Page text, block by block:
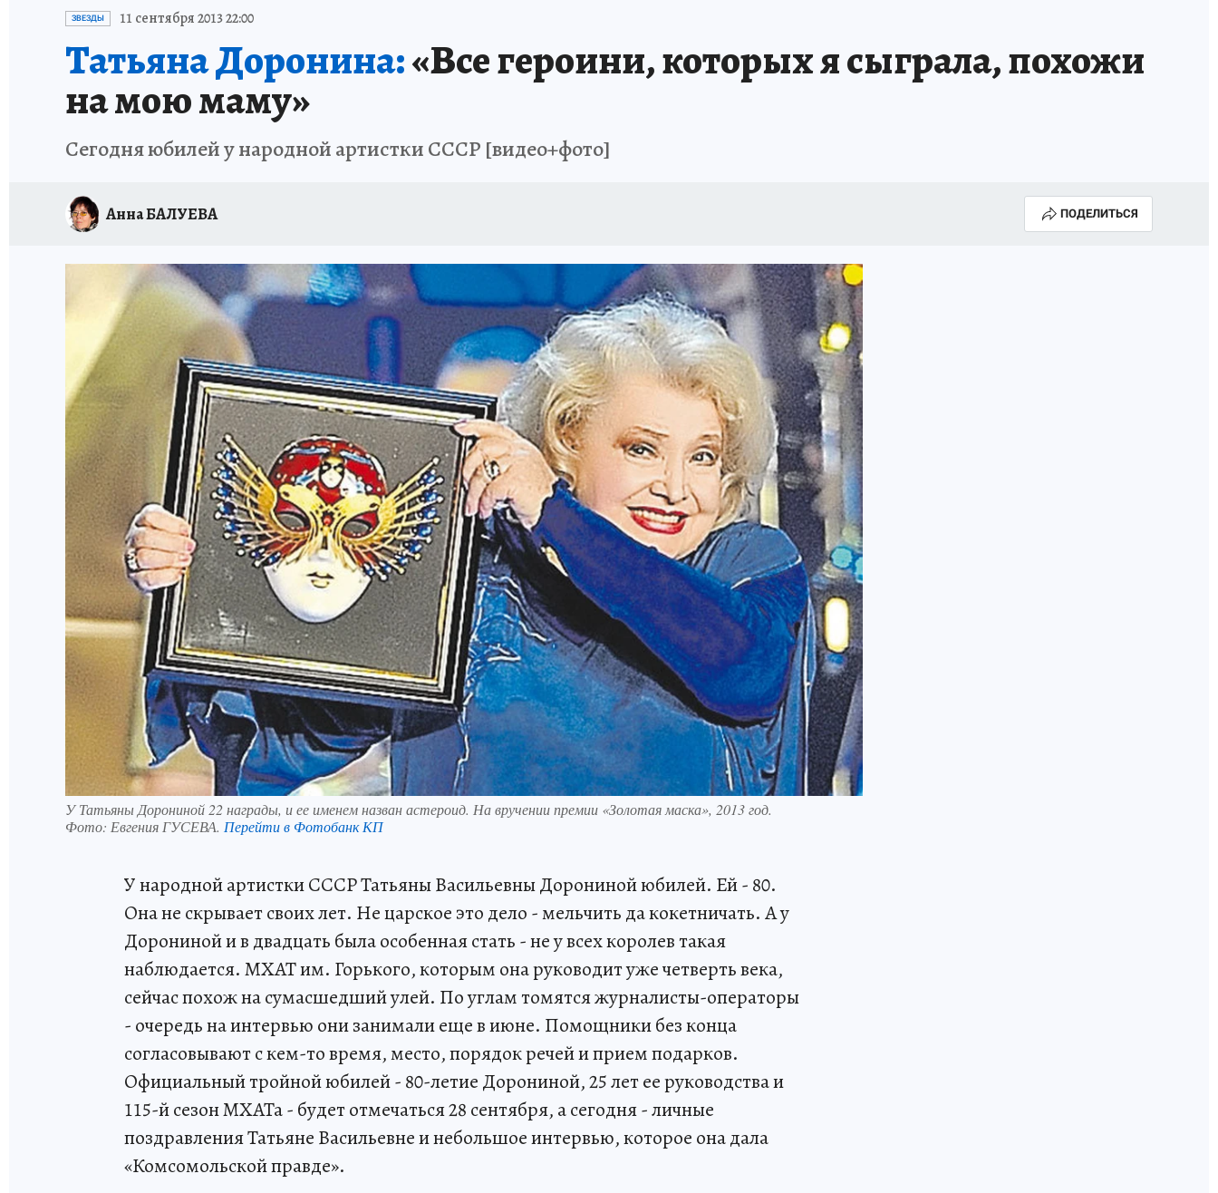
ИСПЫТАНО НА СЕБЕ
ЗВЕЗДЫ 11 сентября 2013 22:00
Татьяна Доронина:«Все героини, которых я сыграла, похожи
на мою маму»
Сегодня юбилей у народной артистки СССР [видео+фото]
Анна БАЛУЕВА ПОДЕЛИТЬСЯ
У Татьяны Дорониной 22 награды, и ее именем назван астероид. На вручении премии «Золотая маска», 2013 год.
Фото: Евгения ГУСЕВА. Перейти в Фотобанк КП
У народной артистки СССР Татьяны Васильевны Дорониной юбилей. Ей - 80.
Она не скрывает своих лет. Не царское это дело - мельчить да кокетничать. А у
Дорониной и в двадцать была особенная стать - не у всех королев такая
наблюдается. МХАТ им. Горького, которым она руководит уже четверть века,
сейчас похож на сумасшедший улей. По углам томятся журналисты-операторы
- очередь на интервью они занимали еще в июне. Помощники без конца
согласовывают с кем-то время, место, порядок речей и прием подарков.
Официальный тройной юбилей - 80-летие Дорониной, 25 лет ее руководства и
115-й сезон МХАТа - будет отмечаться 28 сентября, а сегодня - личные
поздравления Татьяне Васильевне и небольшое интервью, которое она дала
«Комсомольской правде».